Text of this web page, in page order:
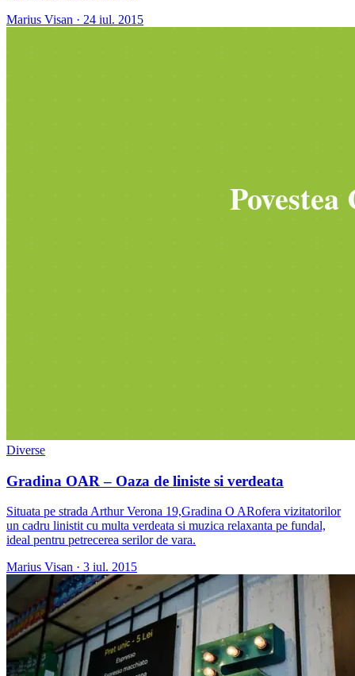
Marius Visan · 24 iul. 2015
Diverse
Gradina OAR – Oaza de liniste si verdeata
Situata pe strada Arthur Verona 19,Gradina O ARofera vizitatorilor
un cadru linistit cu multa verdeata si muzica relaxanta pe fundal,
ideal pentru petrecerea serilor de vara.
Marius Visan · 3 iul. 2015